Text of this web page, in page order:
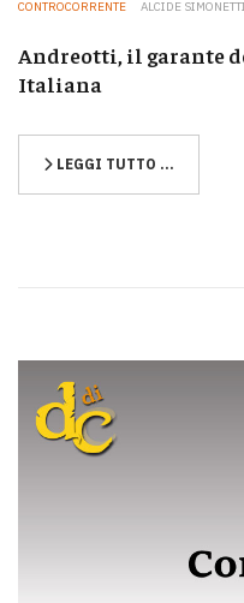
CONTROCORRENTE ALCIDE SIMONETTI
Andreotti, il garante
Italiana
LEGGI TUTTO …